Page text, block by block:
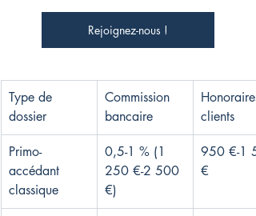
Rejoignez-nous !
Type de
dossier
Commission
bancaire
Honoraires
clients
Primo-
accédant
classique
0,5-1 % (1
250 €-2 500
€)
950 €-1
€